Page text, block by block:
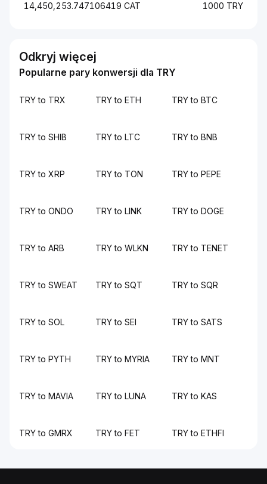
14,450,253.747106419 CAT 1000 TRY
Odkryj więcej
Popularne pary konwersji dla TRY
TRY to TRX TRY to ETH TRY to BTC
TRY to SHIB TRY to LTC TRY to BNB
TRY to XRP TRY to TON TRY to PEPE
TRY to ONDO TRY to LINK TRY to DOGE
TRY to ARB TRY to WLKN TRY to TENET
TRY to SWEAT TRY to SQT TRY to SQR
TRY to SOL TRY to SEI TRY to SATS
TRY to PYTH TRY to MYRIA TRY to MNT
TRY to MAVIA TRY to LUNA TRY to KAS
TRY to GMRX TRY to FET TRY to ETHFI